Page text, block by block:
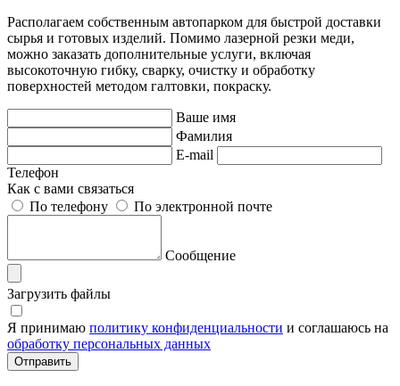
Располагаем собственным автопарком для быстрой доставки
сырья и готовых изделий. Помимо лазерной резки меди,
можно заказать дополнительные услуги, включая
высокоточную гибку, сварку, очистку и обработку
поверхностей методом галтовки, покраску.
Ваше имя
Фамилия
E-mail
Телефон
Как с вами связаться
По телефону
По электронной почте
Сообщение
Загрузить файлы
Я принимаю политику конфиденциальности и соглашаюсь на
обработку персональных данных